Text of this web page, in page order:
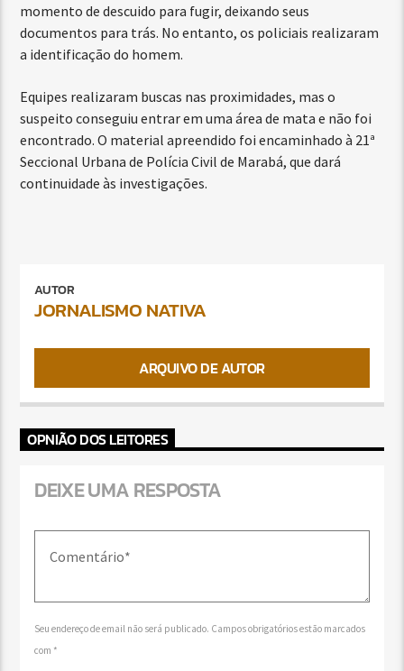
momento de descuido para fugir, deixando seus
documentos para trás. No entanto, os policiais realizaram
a identificação do homem.
Equipes realizaram buscas nas proximidades, mas o
suspeito conseguiu entrar em uma área de mata e não foi
encontrado. O material apreendido foi encaminhado à 21ª
Seccional Urbana de Polícia Civil de Marabá, que dará
continuidade às investigações.
AUTOR
JORNALISMO NATIVA
ARQUIVO DE AUTOR
OPNIÃO DOS LEITORES
DEIXE UMA RESPOSTA
Seu endereço de email não será publicado. Campos obrigatórios estão marcados
com *